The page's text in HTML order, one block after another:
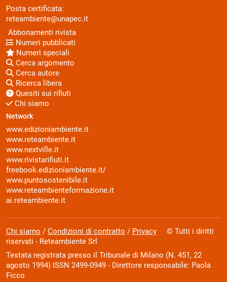
Posta certificata:
reteambiente@unapec.it
Abbonamenti rivista
Numeri pubblicati
Numeri speciali
Cerca argomento
Cerca autore
Ricerca libera
Quesiti sui rifiuti
Chi siamo
Network
www.edizioniambiente.it
www.reteambiente.it
www.nextville.it
www.rivistarifiuti.it
freebook.edizioniambiente.it/
www.puntosostenibile.it
www.reteambienteformazione.it
ai.reteambiente.it
Chi siamo / Condizioni di contratto / Privacy © Tutti i diritti
riservati - Reteambiente Srl
Testata registrata presso il Tribunale di Milano (N. 451, 22
agosto 1994) ISSN 2499-0949 - Direttore responsabile: Paola
Ficco